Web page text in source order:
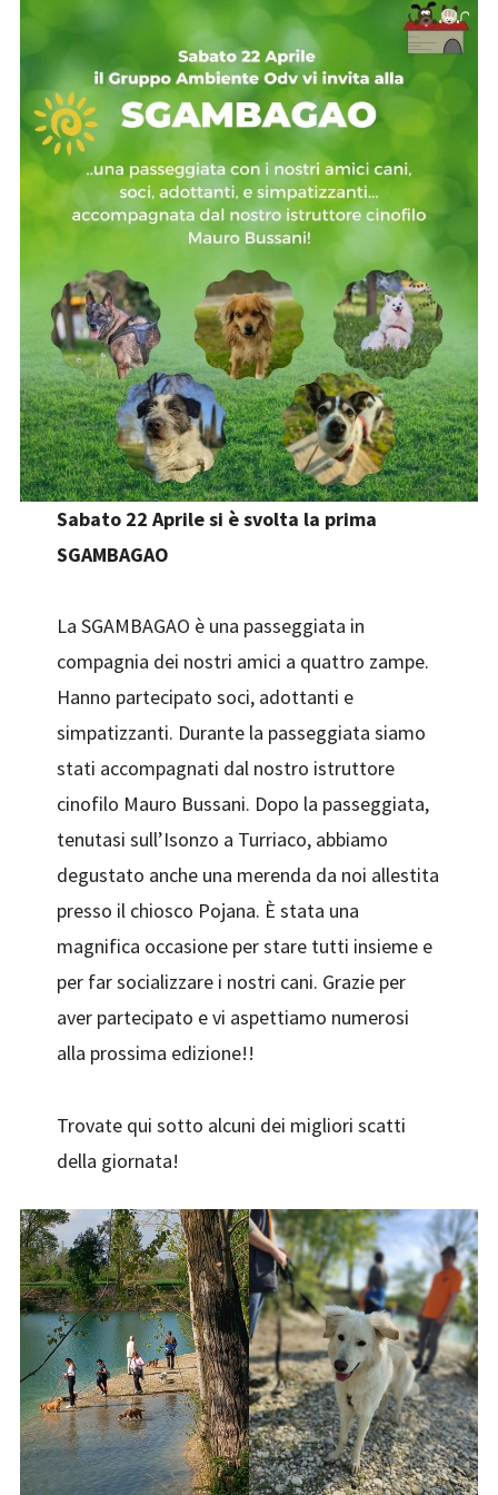
Sabato 22 Aprile si è svolta la prima
SGAMBAGAO
La SGAMBAGAO è una passeggiata in
compagnia dei nostri amici a quattro zampe.
Hanno partecipato soci, adottanti e
simpatizzanti. Durante la passeggiata siamo
stati accompagnati dal nostro istruttore
cinofilo Mauro Bussani. Dopo la passeggiata,
tenutasi sull’Isonzo a Turriaco, abbiamo
degustato anche una merenda da noi allestita
presso il chiosco Pojana. È stata una
magnifica occasione per stare tutti insieme e
per far socializzare i nostri cani. Grazie per
aver partecipato e vi aspettiamo numerosi
alla prossima edizione!!
Trovate qui sotto alcuni dei migliori scatti
della giornata!